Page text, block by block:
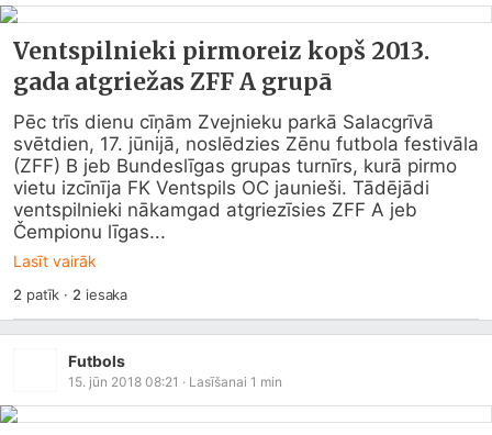
Ventspilnieki pirmoreiz kopš 2013.
gada atgriežas ZFF A grupā
Pēc trīs dienu cīņām Zvejnieku parkā Salacgrīvā
svētdien, 17. jūnijā, noslēdzies Zēnu futbola festivāla
(ZFF) B jeb Bundeslīgas grupas turnīrs, kurā pirmo
vietu izcīnīja FK Ventspils OC jaunieši. Tādējādi
ventspilnieki nākamgad atgriezīsies ZFF A jeb
Čempionu līgas...
Lasīt vairāk
2 patīk · 2 iesaka
Futbols
15. jūn 2018 08:21 · Lasīšanai 1 min